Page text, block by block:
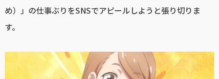
め）」の仕事ぶりをSNSでアピールしようと張り切りま
す。